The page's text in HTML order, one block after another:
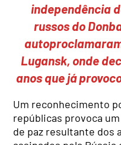
independência
russos do
Lugansk, onde
anos que já
Um reconhecimento
repúblicas provoca
de paz resultante dos